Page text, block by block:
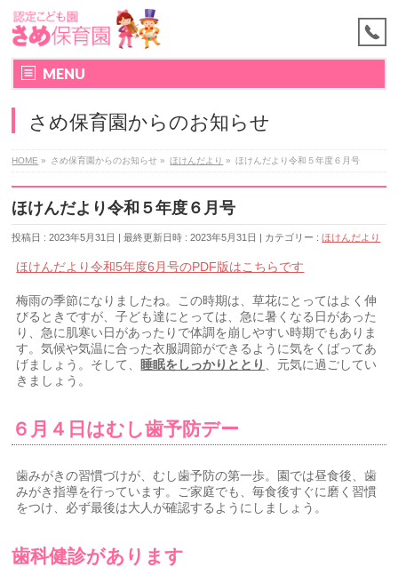
MENU
さめ保育園からのお知らせ
HOME » さめ保育園からのお知らせ » ほけんだより » ほけんだより令和５年度６月号
ほけんだより令和５年度６月号
投稿日 : 2023年5月31日 最終更新日時 : 2023年5月31日 カテゴリー :ほけんだより
ほけんだより令和5年度6月号のPDF版はこちらです
梅雨の季節になりましたね。この時期は、草花にとってはよく伸
びるときですが、子ども達にとっては、急に暑くなる日があった
り、急に肌寒い日があったりで体調を崩しやすい時期でもありま
す。気候や気温に合った衣服調節ができるように気をくばってあ
げましょう。そして、 睡眠をしっかりととり
、元気に過ごしてい
きましょう。
６月４日はむし歯予防デー
歯みがきの習慣づけが、むし歯予防の第一歩。園では昼食後、歯
みがき指導を行っています。ご家庭でも、毎食後すぐに磨く習慣
をつけ、必ず最後は大人が確認するようにしましょう。
歯科健診があります